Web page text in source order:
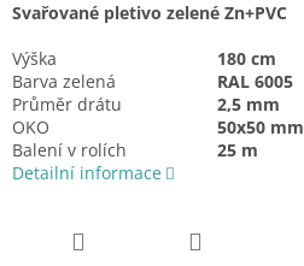
Svařované pletivo zelené Zn+PVC
Výška
180 cm
Barva zelená
RAL 6005
Průměr drátu
2,5 mm
OKO
50x50 mm
Balení v rolích
25 m
Detailní informace